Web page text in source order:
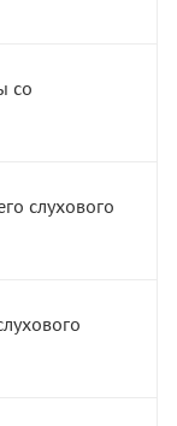
со
слухового